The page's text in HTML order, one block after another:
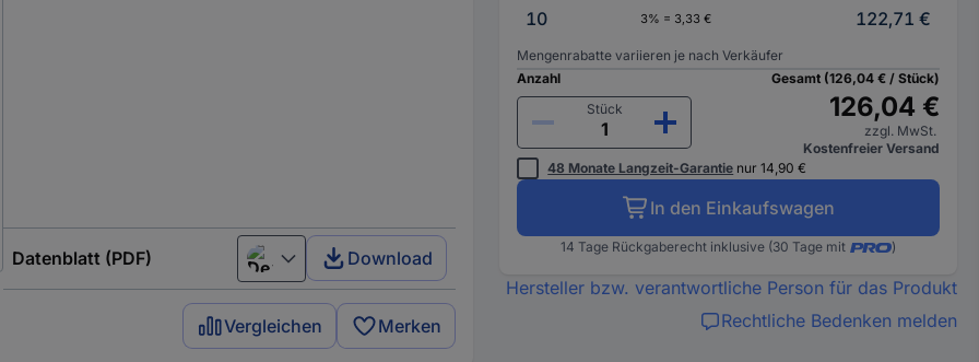
Datenblatt (PDF) Deutsch (Deutschland)
Download
Vergleichen Merken
10
3% = 3,33 € 122,71 €
Mengenrabatte variieren je nach Verkäufer
Anzahl
Stück
Gesamt (126,04 € / Stück)
126,04 €
zzgl. MwSt.
Kostenfreier Versand
48 Monate Langzeit-Garantie nur 14,90 €
In den Einkaufswagen
14 Tage Rückgaberecht inklusive (30 Tage mit )
Hersteller bzw. verantwortliche Person für das Produkt
Rechtliche Bedenken melden